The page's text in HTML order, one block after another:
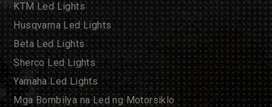
KTM Led Lights
Husqvarna Led Lights
Beta Led Lights
Sherco Led Lights
Yamaha Led Lights
Mga Bombilya na Led ng Motorsiklo